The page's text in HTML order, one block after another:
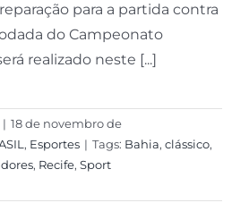
para a partida contra
do Campeonato
realizado neste [...]
| 18 de novembro de
, Esportes | Tags: Bahia, clássico,
, Recife, Sport